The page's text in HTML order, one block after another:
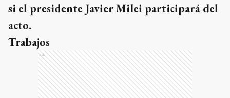
si el presidente Javier Milei participará del
acto.
Trabajos
Ads